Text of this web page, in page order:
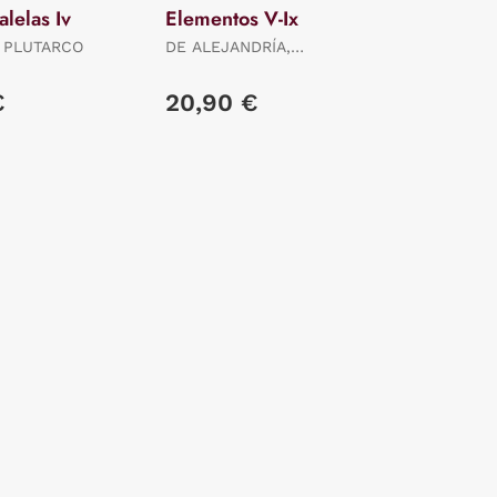
Iv Elementos V-Ix
DE ALEJANDRÍA,
20,90 €